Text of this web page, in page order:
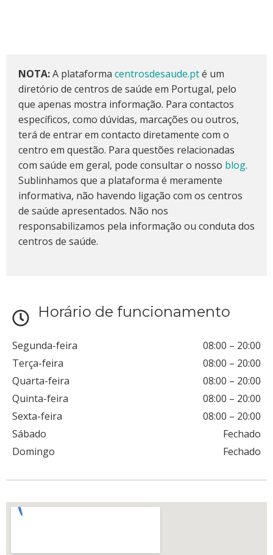
Horário de funcionamento
Segunda-feira 08:00 – 20:00
Terça-feira
08:00 – 20:00
Quarta-feira
08:00 – 20:00
Quinta-feira
08:00 – 20:00
Sexta-feira
08:00 – 20:00
Sábado
Fechado
Domingo
Fechado
NOTA:A plataforma centrosdesaude.pté um
diretório de centros de saúde em Portugal, pelo
que apenas mostra informação. Para contactos
específicos, como dúvidas, marcações ou outros,
terá de entrar em contacto diretamente com o
centro em questão. Para questões relacionadas
com saúde em geral, pode consultar o nosso blog.
Sublinhamos que a plataforma é meramente
informativa, não havendo ligação com os centros
de saúde apresentados. Não nos
responsabilizamos pela informação ou conduta dos
centros de saúde.